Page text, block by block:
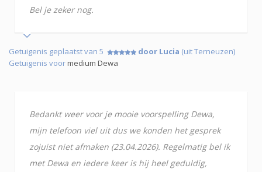
Bel je zeker nog.
Getuigenis geplaatst van 5 door Lucia (uit Terneuzen)
Getuigenis voormedium Dewa
Bedankt weer voor je mooie voorspelling Dewa,
mijn telefoon viel uit dus we konden het gesprek
zojuist niet afmaken (23.04.2026). Regelmatig bel ik
met Dewa en iedere keer is hij heel geduldig,